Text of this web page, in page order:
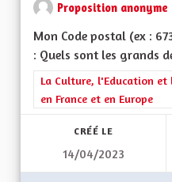
Proposition anonyme
Mon Code postal (ex :
: Quels sont les grands
Filtrer les résultats de la
La Culture, l'Education et
en France et en Europe
CRÉÉ LE
14/04/2023